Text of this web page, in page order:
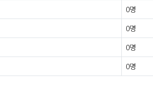
0명
0명
0명
0명